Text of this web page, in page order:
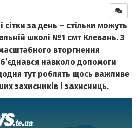
за день – стільки можуть
школі №1 смт Клевань. З
вторгнення
навколо допомоги
тут роблять щось важливе
захисників і захисниць.